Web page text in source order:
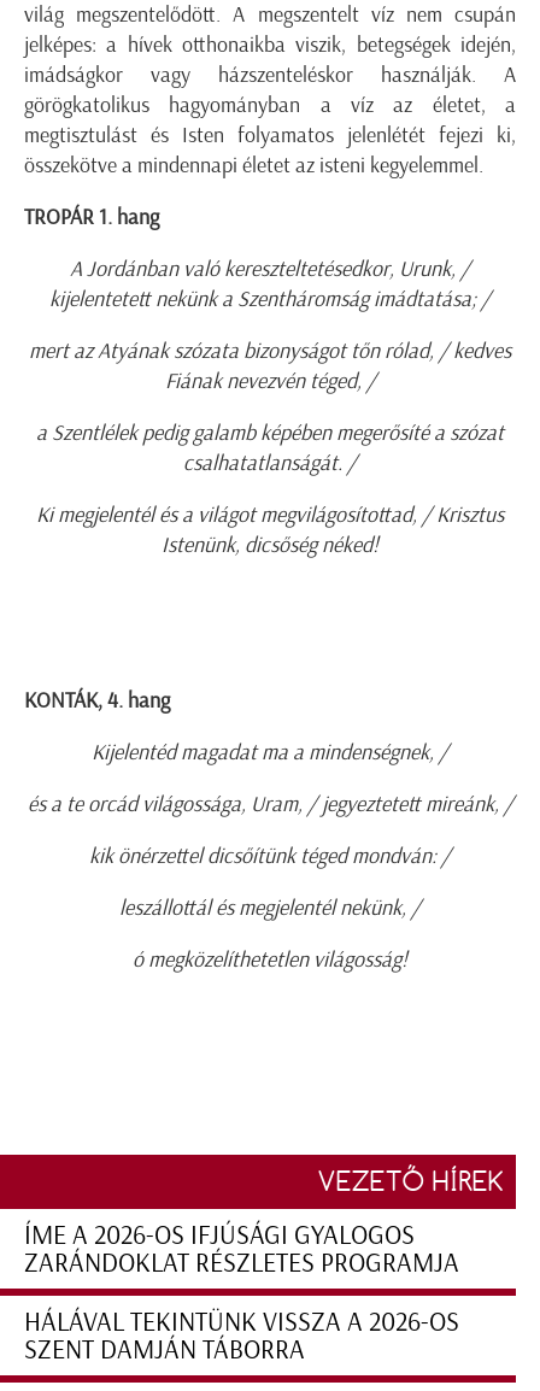
világ megszentelődött. A megszentelt víz nem csupán
jelképes: a hívek otthonaikba viszik, betegségek idején,
imádságkor vagy házszenteléskor használják. A
görögkatolikus hagyományban a víz az életet, a
megtisztulást és Isten folyamatos jelenlétét fejezi ki,
összekötve a mindennapi életet az isteni kegyelemmel.
TROPÁR 1. hang
A Jordánban való kereszteltetésedkor, Urunk, /
kijelentetett nekünk a Szentháromság imádtatása; /
mert az Atyának szózata bizonyságot tőn rólad, / kedves
Fiának nevezvén téged, /
a Szentlélek pedig galamb képében megerősíté a szózat
csalhatatlanságát. /
Ki megjelentél és a világot megvilágosítottad, / Krisztus
Istenünk, dicsőség néked!
KONTÁK, 4. hang
Kijelentéd magadat ma a mindenségnek, /
és a te orcád világossága, Uram, / jegyeztetett mireánk, /
kik önérzettel dicsőítünk téged mondván: /
leszállottál és megjelentél nekünk, /
ó megközelíthetetlen világosság!
VEZETŐ HÍREK
ÍME A 2026-OS IFJÚSÁGI GYALOGOS
ZARÁNDOKLAT RÉSZLETES PROGRAMJA
HÁLÁVAL TEKINTÜNK VISSZA A 2026-OS
SZENT DAMJÁN TÁBORRA